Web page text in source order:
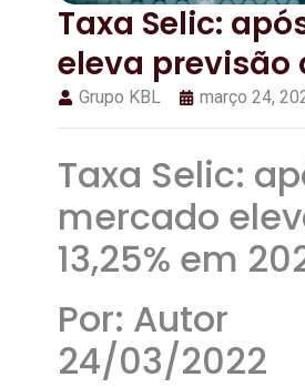
Taxa Selic:
eleva previsão
Grupo KBL março 24,
Taxa Selic:
mercado
13,25% em
Por: Autor
24/03/2022